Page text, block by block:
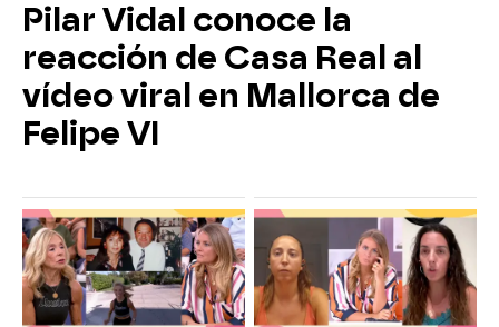
Pilar Vidal conoce la
reacción de Casa Real al
vídeo viral en Mallorca de
Felipe VI